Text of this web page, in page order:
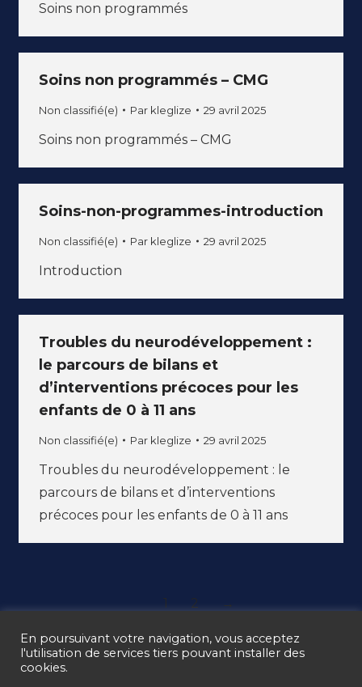
Soins non programmés
Soins non programmés – CMG
Non classifié(e) Par kleglize 29 avril 2025
Soins non programmés – CMG
Soins-non-programmes-introduction
Non classifié(e) Par kleglize 29 avril 2025
Introduction
Troubles du neurodéveloppement :
le parcours de bilans et
d’interventions précoces pour les
enfants de 0 à 11 ans
Non classifié(e) Par kleglize 29 avril 2025
Troubles du neurodéveloppement : le
parcours de bilans et d’interventions
précoces pour les enfants de 0 à 11 ans
1 2 →
En poursuivant votre navigation, vous acceptez
l'utilisation de services tiers pouvant installer des
cookies.